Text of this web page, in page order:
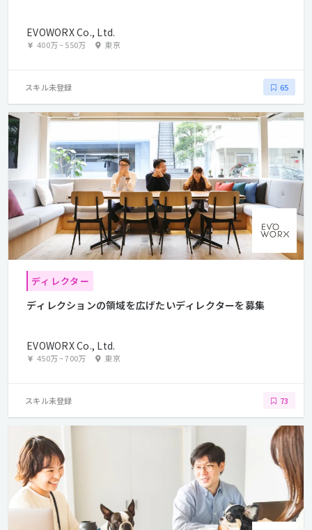
EVOWORX Co., Ltd.
400万~550万 東京
スキル未登録 65
ディレクター
ディレクションの領域を広げたいディレクターを募集
EVOWORX Co., Ltd.
450万~700万 東京
スキル未登録 73